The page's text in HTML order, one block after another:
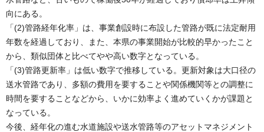
向にある。
「(2)管路経年化率」は、事業創設時に布設した管路が既に法定耐用
年数を経過しており、また、本県の事業開始が比較的早かったこと
から、類似団体と比べてやや高い数字となっている。
「(3)管路更新率」は低い数字で推移している。更新対象は大口径の
送水管路であり、多額の費用を要することや関係機関等との調整に
時間を要することなどから、いかに効率よく進めていくかが課題と
なっている。
今後、経年化の進む水道施設や送水管路等のアセットマネジメント